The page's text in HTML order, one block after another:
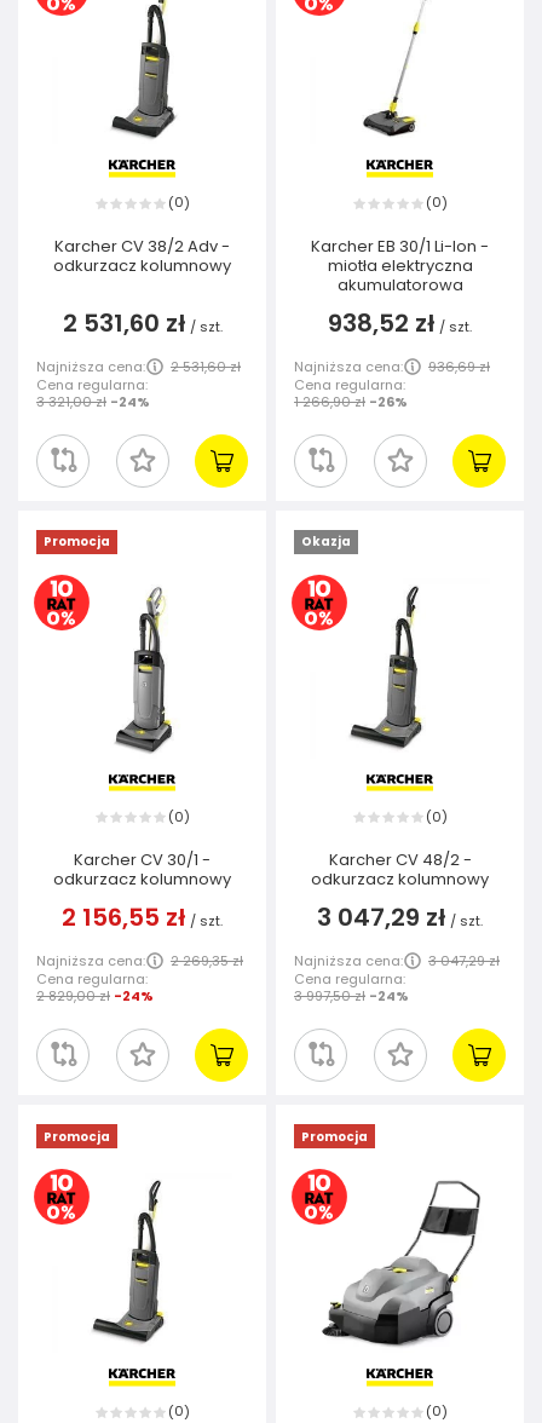
(0)
Karcher CV 38/2 Adv -
odkurzacz kolumnowy
2 531,60 zł / szt.
Najniższa cena:
2 531,60 zł
Cena regularna:
3 321,00 zł -24%
(0)
Karcher EB 30/1 Li-Ion -
miotła elektryczna
akumulatorowa
938,52 zł / szt.
Najniższa cena:
936,69 zł
Cena regularna:
1 266,90 zł -26%
Promocja
(0)
Karcher CV 30/1 -
odkurzacz kolumnowy
2 156,55 zł / szt.
Najniższa cena:
2 269,35 zł
Cena regularna:
2 829,00 zł -24%
Okazja
(0)
Karcher CV 48/2 -
odkurzacz kolumnowy
3 047,29 zł / szt.
Najniższa cena:
3 047,29 zł
Cena regularna:
3 997,50 zł -24%
Promocja
(0)
Promocja
(0)